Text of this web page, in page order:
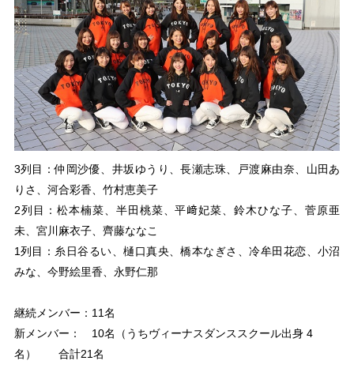
3列目：仲岡沙優、井坂ゆうり、長瀬志珠、戸渡麻由奈、山田あ
りさ、河合彩香、竹村恵美子
2列目：松本楠菜、半田桃菜、平﨑妃菜、鈴木ひな子、菅原亜
未、宮川麻衣子、齊藤ななこ
1列目：糸日谷るい、樋口真央、橋本なぎさ、冷牟田花恋、小沼
みな、今野絵里香、永野仁那
継続メンバー：11名
新メンバー： 10名（うちヴィーナスダンススクール出身 4
名） 合計21名